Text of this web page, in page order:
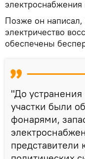
Позже он написал,
электричество
обеспечены
"До
участки были
фонарями,